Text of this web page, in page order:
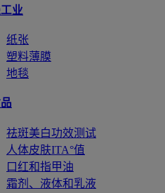
业
纸张
塑料薄膜
地毯
祛斑美白功效测试
人体皮肤ITA°值
口红和指甲油
霜剂、液体和乳液